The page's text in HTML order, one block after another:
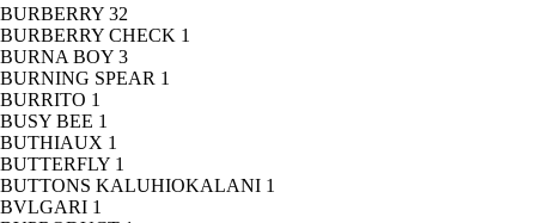
BURBERRY 32
BURBERRY CHECK 1
BURNA BOY 3
BURNING SPEAR 1
BURRITO 1
BUSY BEE 1
BUTHIAUX 1
BUTTERFLY 1
BUTTONS KALUHIOKALANI 1
BVLGARI 1